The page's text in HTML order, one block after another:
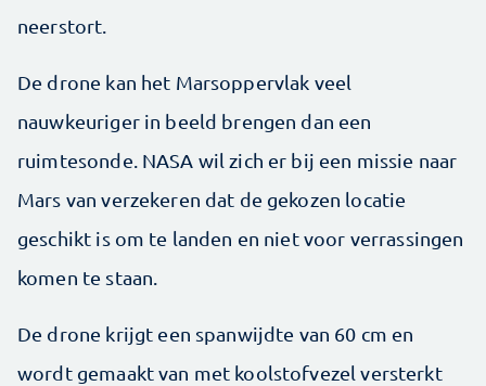
neerstort.
De drone kan het Marsoppervlak veel
nauwkeuriger in beeld brengen dan een
ruimtesonde. NASA wil zich er bij een missie naar
Mars van verzekeren dat de gekozen locatie
geschikt is om te landen en niet voor verrassingen
komen te staan.
De drone krijgt een spanwijdte van 60 cm en
wordt gemaakt van met koolstofvezel versterkt